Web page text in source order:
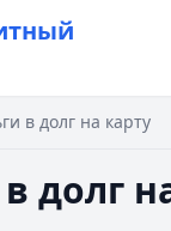
в долг на карту
долг